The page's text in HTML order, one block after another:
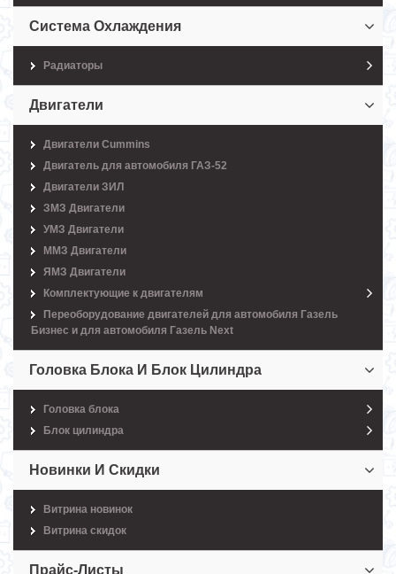
Система Охлаждения
Радиаторы
Двигатели
Двигатели Cummins
Двигатель для автомобиля ГАЗ-52
Двигатели ЗИЛ
ЗМЗ Двигатели
УМЗ Двигатели
ММЗ Двигатели
ЯМЗ Двигатели
Комплектующие к двигателям
Переоборудование двигателей для автомобиля Газель
Бизнес и для автомобиля Газель Next
Головка Блока И Блок Цилиндра
Головка блока
Блок цилиндра
Новинки И Скидки
Витрина новинок
Витрина скидок
Прайс-Листы